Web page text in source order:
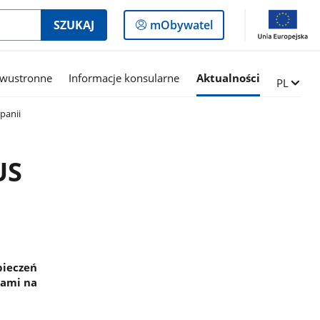
SZUKAJ
Logowanie
do
mObywatel
Informacje konsularne Aktualności Zmień
PL
na